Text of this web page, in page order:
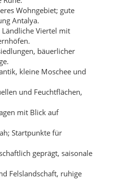
Wohngebiet; gute
Antalya.
Ländliche Viertel mit
bäuerlicher
kleine Moschee und
und Feuchtflächen,
mit Blick auf
Startpunkte für
geprägt, saisonale
Felslandschaft, ruhige